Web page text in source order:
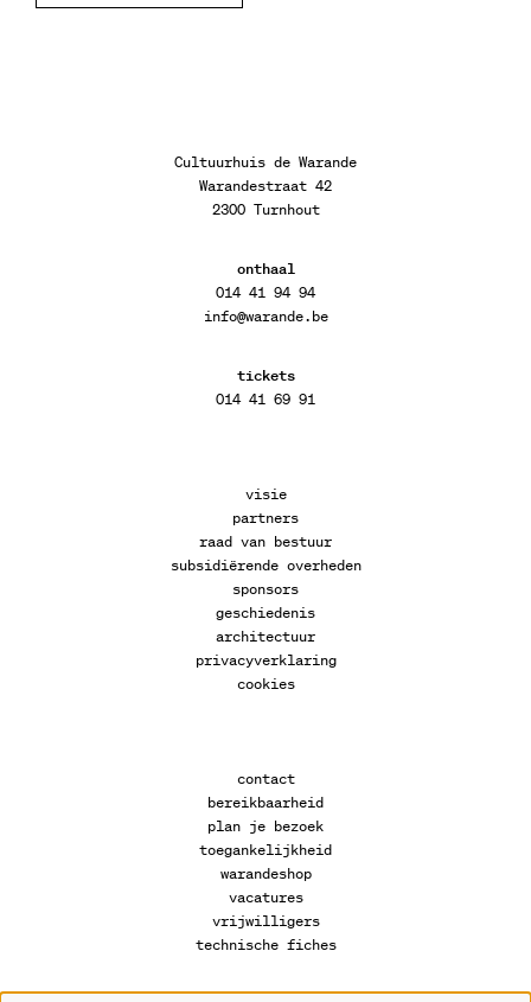
Cultuurhuis de Warande
Warandestraat 42
2300 Turnhout
onthaal
014 41 94 94
info@warande.be
tickets
014 41 69 91
visie
partners
raad van bestuur
subsidiërende overheden
sponsors
geschiedenis
architectuur
privacyverklaring
cookies
contact
bereikbaarheid
plan je bezoek
toegankelijkheid
warandeshop
vacatures
vrijwilligers
technische fiches